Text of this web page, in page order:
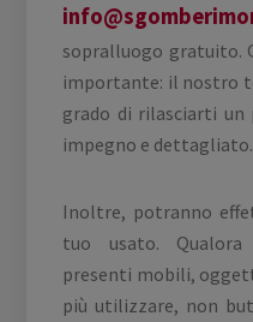
sopralluogo gratuito.
importante: il nostro
grado di rilasciarti un
impegno e dettagliato.
Inoltre, potranno
tuo usato.
presenti mobili,
più utilizzare, non